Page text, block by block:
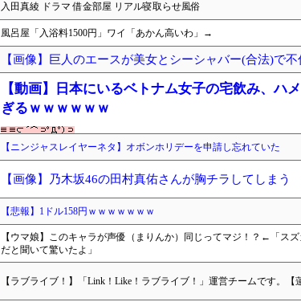
入田真綾 ドラマ 借金部屋 リアル寝取らせ風俗
風呂屋「入浴料1500円」ワイ「あかん高いわ」→
【画像】巨人のエースが美女とシーシャバー(合法)で
【動画】日本にいるベトナム女子の宅飲み、ハ
ぎるｗｗｗｗｗｗ
【ニンジャスレイヤーネタ】オボンホリデーを申請し忘れていた
【画像】乃木坂46の田村真佑さんが胸チラしてしま
【悲報】1ドル158円ｗｗｗｗｗｗｗ
【ウマ娘】このキャラが声優（まりんか）同じってマジ！？←「ス
だと聞いて驚いたよ」
【ラブライブ！】「Link！Like！ラブライブ！」運営チームです。【